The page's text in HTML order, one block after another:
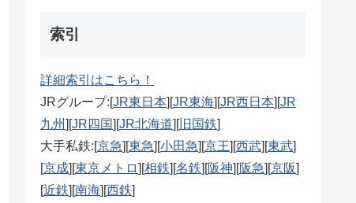
索引
詳細索引はこちら！
JRグループ:[ JR東日本 JR東海 JR西日本 JR
九州
JR四国 JR北海道 旧国鉄
大手私鉄:[ 京急 東急 小田急 京王 西武 東武
京成 東京メトロ 相鉄 名鉄 阪神 阪急 京阪
近鉄 南海 西鉄